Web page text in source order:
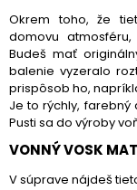
Okrem toho, že
domovu
Budeš mať
balenie vyzeralo
prispôsob ho,
Je to rýchly,
Pusti sa do výroby
VONNÝ VOSK
V súprave nájdeš